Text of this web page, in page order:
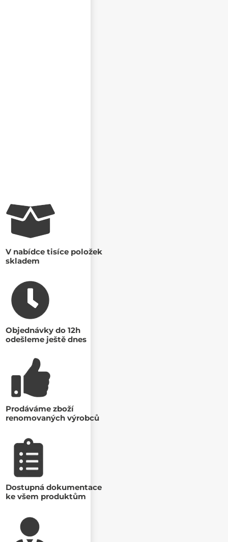
V nabídce tisíce položek
skladem
Objednávky do 12h
odešleme ještě dnes
Prodáváme zboží
renomovaných výrobců
Dostupná dokumentace
ke všem produktům